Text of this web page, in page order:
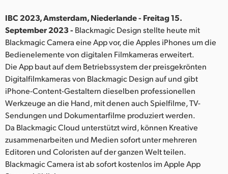
India
Italy
Japan
Korea
Mexico
Malaysia
Netherlands
New Zealand
IBC 2023, Amsterdam, Niederlande - Freitag 15.
September 2023 - Blackmagic Design stellte heute mit
Blackmagic Camera eine App vor, die Apples iPhones um die
Bedienelemente von digitalen Filmkameras erweitert.
Die App baut auf dem Betriebssystem der preisgekrönten
Digitalfilmkameras von Blackmagic Design auf und gibt
iPhone-Content-Gestaltern dieselben professionellen
Werkzeuge an die Hand, mit denen auch Spielfilme, TV-
Sendungen und Dokumentarfilme produziert werden.
Da Blackmagic Cloud unterstützt wird, können Kreative
zusammenarbeiten und Medien sofort unter mehreren
Editoren und Coloristen auf der ganzen Welt teilen.
Blackmagic Camera ist ab sofort kostenlos im Apple App